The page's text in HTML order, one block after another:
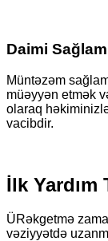
Daimi
Müntəzəm
müəyyən etmək
olaraq
vacibdir.
İlk Yardım
ÜRəkgetmə
vəziyyətdə